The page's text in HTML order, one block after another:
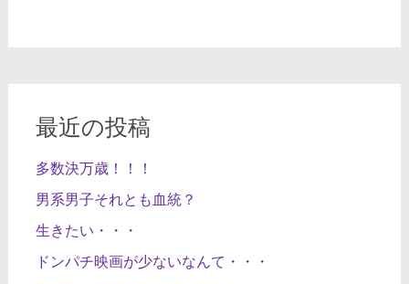
最近の投稿
多数決万歳！！！
男系男子それとも血統？
生きたい・・・
ドンパチ映画が少ないなんて・・・